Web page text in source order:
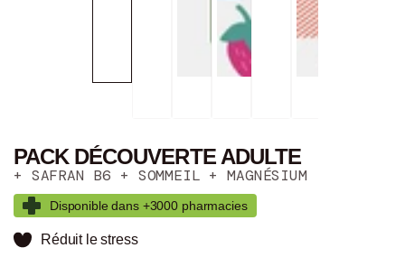
PACK DÉCOUVERTE ADULTE
+ SAFRAN B6 + SOMMEIL + MAGNÉSIUM
Disponible dans +3000 pharmacies
Réduit le stress